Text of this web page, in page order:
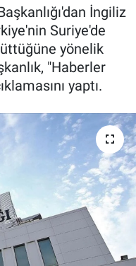
İngiliz
Suriye'de
yönelik
"Haberler
yaptı.